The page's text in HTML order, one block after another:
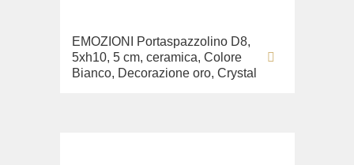
EMOZIONI Portaspazzolino D8,
5xh10, 5 cm, ceramica, Colore
Bianco, Decorazione oro, Crystal